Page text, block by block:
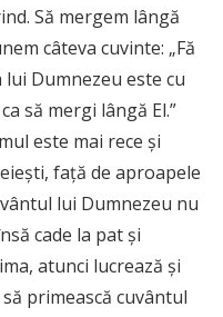
Să mergem lângă
câteva cuvinte: „Fă
Dumnezeu este cu
să mergi lângă El.”
este mai rece și
față de aproapele
lui Dumnezeu nu
cade la pat și
atunci lucrează și
primească cuvântul